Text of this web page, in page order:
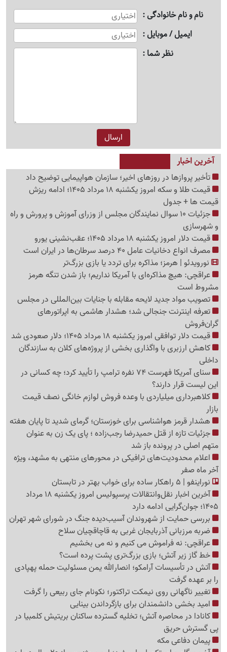
نام و نام خانوادگی
ایمیل / موبایل
نظر شما
آخرین اخبار
تأخیر پروازها در روزهای اخیر؛ سازمان هواپیمایی توضیح داد
قیمت طلا و سکه امروز یکشنبه 18 مرداد 1405؛ ادامه ریزش
قیمت ها + جدول
جزئیات 10 سوال نمایندگان مجلس از وزرای آموزش و پرورش و راه
و شهرسازی
قیمت دلار امروز یکشنبه 18 مرداد 1405؛ عقب‌نشینی یورو
مصرف انواع دخانیات عامل 40 درصد سرطان‌ها در ایران است
نورویدئو | هرمز؛ مذاکره برای تردد یا بازی بزرگ‌تر
عراقچی: هیچ مذاکره‌ای با آمریکا نداریم؛ باز شدن تنگه هرمز
مشروط است
تصویب مواد جدید لایحه مقابله با جنایات بین‌المللی در مجلس
تعرفه اینترنت جنجالی شد؛ هشدار هاشمی به اپراتورهای
گرا‌ن‌فروش
قیمت دلار توافقی امروز یکشنبه 18 مرداد 1405؛ دلار صعودی شد
کاهش ارزبری با واگذاری بخشی از پروژه‌های کلان به سازندگان
داخلی
سنای آمریکا فهرست 74 نفره ترامپ را تأیید کرد؛ چه کسانی در
این لیست قرار دارند؟
کلاهبرداری میلیاردی با وعده فروش لوازم خانگی نصف قیمت
بازار
هشدار قرمز هواشناسی برای خوزستان؛ گرمای شدید تا پایان هفته
جزئیات تازه از قتل حمیدرضا رجب‌زاده ؛ پای یک زن به عنوان
متهم اصلی در پرونده باز شد
اعلام محدودیت‌های ترافیکی در محورهای منتهی به مشهد، ویژه
آخر ماه صفر
نوراینفو | 5 راهکار ساده برای خواب بهتر در تابستان
آخرین اخبار نقل‌وانتقالات پرسپولیس امروز یکشنبه 18 مرداد
1405؛ جوان‌گرایی ادامه دارد
بررسی حمایت از شهروندان آسیب‌دیده جنگ در شورای شهر تهران
ضربه مرزبانی آذربایجان غربی به قاچاقچیان سلاح
عراقچی: نه فراموش می کنیم و نه می بخشیم
خط گاز زیر آتش؛ بازی بزرگ‌تری پشت پرده است؟
آتش در تأسیسات آرامکو؛ انصارالله یمن مسئولیت حمله پهپادی
را بر عهده گرفت
تغییر ناگهانی روی نیمکت تراکتور؛ نکونام جای ربیعی را گرفت
امید بخشی دانشمندان برای بازگرداندن بینایی
کانادا در محاصره آتش؛ تخلیه گسترده ساکنان بریتیش کلمبیا در
پی گسترش حریق
پیمان دفاعی مکه